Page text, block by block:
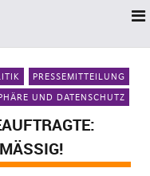
PRESSEMITTEILUNG
UND DATENSCHUTZ